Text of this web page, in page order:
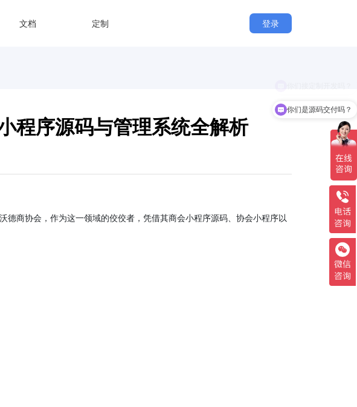
文档 定制 登录
程序源码与管理系统全解析
商协会，作为这一领域的佼佼者，凭借其商会小程序源码、协会小程序以
你们是源码交付吗？